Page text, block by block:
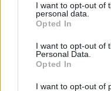
not limited to your visit
grant or deny consent
use your data for below
consent section.
I want to opt-out of
personal data.
Opted In
I want to opt-out of
Personal Data.
Opted In
I want to opt-out of
Kövess